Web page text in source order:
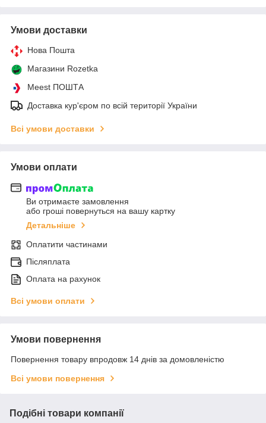
Умови доставки
Нова Пошта
Магазини Rozetka
Meest ПОШТА
Доставка кур'єром по всій території України
Всі умови доставки
Умови оплати
Ви отримаєте замовлення
або гроші повернуться на вашу картку
Детальніше
Оплатити частинами
Післяплата
Оплата на рахунок
Всі умови оплати
Умови повернення
Повернення товару впродовж 14 днів за домовленістю
Всі умови повернення
Подібні товари компанії